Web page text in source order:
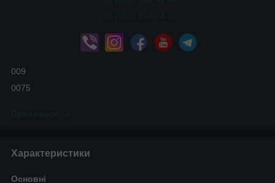
009
0075
Характеристики
Основні